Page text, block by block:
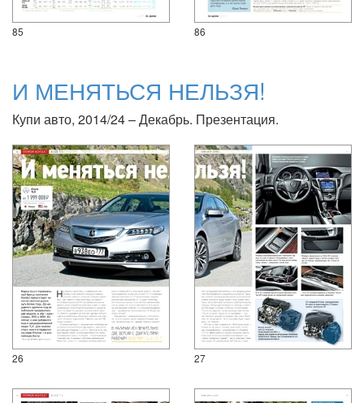
85 86
И МЕНЯТЬСЯ НЕЛЬЗЯ!
Купи авто, 2014/24 – Декабрь. Презентация.
26 27